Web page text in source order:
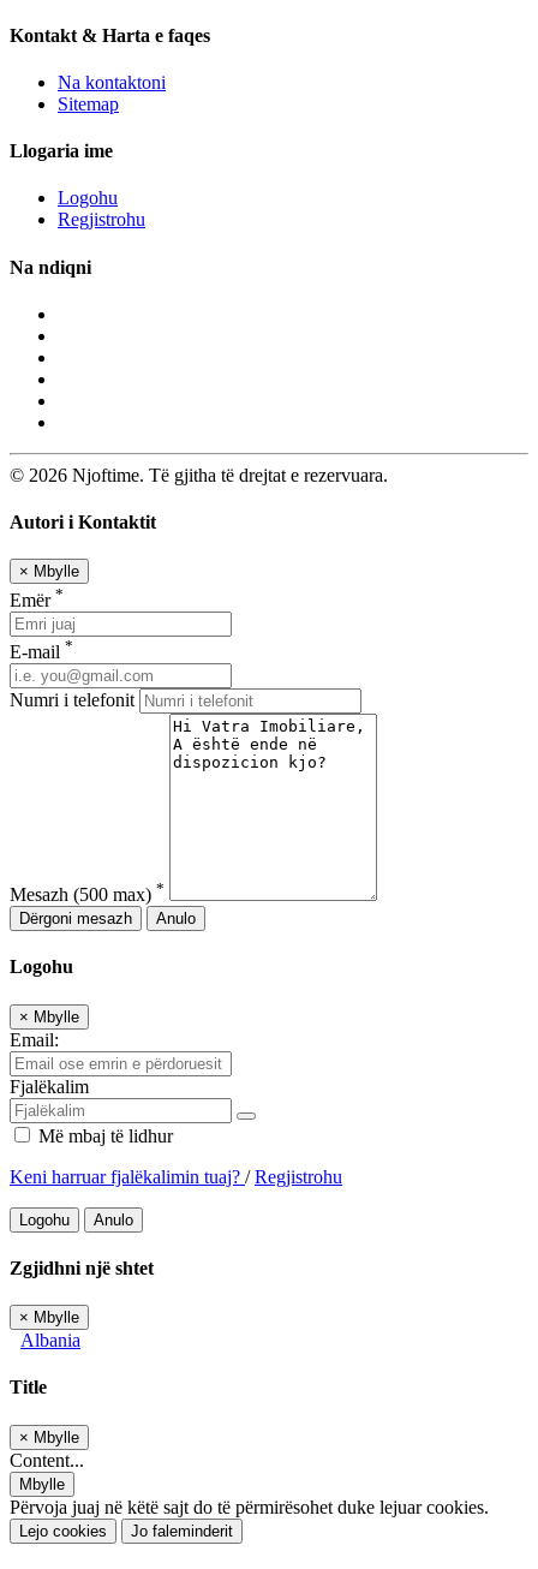
Kontakt & Harta e faqes
Na kontaktoni
Sitemap
Llogaria ime
Logohu
Regjistrohu
Na ndiqni
© 2026 Njoftime. Të gjitha të drejtat e rezervuara.
Autori i Kontaktit
× Mbylle
Emër *
E-mail *
Numri i telefonit
Mesazh (500 max) *
Dërgoni mesazh
Anulo
Logohu
× Mbylle
Email:
Fjalëkalim
Më mbaj të lidhur
Keni harruar fjalëkalimin tuaj? /Regjistrohu
Logohu Anulo
Zgjidhni një shtet
× Mbylle
Albania
Title
× Mbylle
Content...
Mbylle
Përvoja juaj në këtë sajt do të përmirësohet duke lejuar cookies.
Lejo cookies Jo faleminderit